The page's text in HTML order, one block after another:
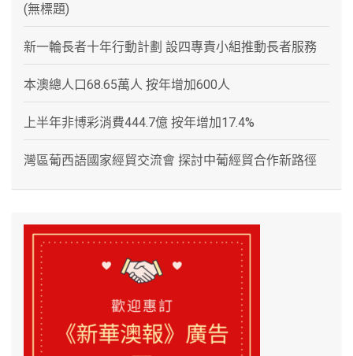
(無標題)
新一輪長者十年行動計劃 設四專責小組推動長者服務
本澳總人口68.65萬人 按年增加600人
上半年非博彩消費444.7億 按年增加17.4%
灣區葡西語國家經貿交流會 探討中葡經貿合作新路徑